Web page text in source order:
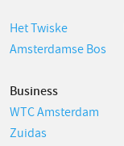
Het Twiske
Amsterdamse Bos
Business
WTC Amsterdam
Zuidas